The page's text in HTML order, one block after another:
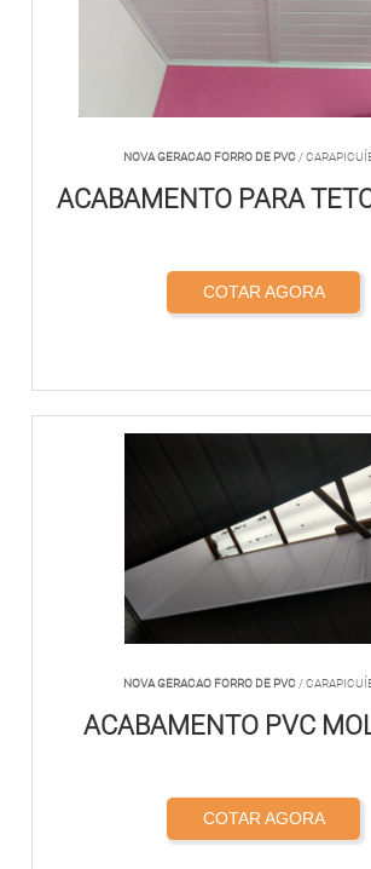
NOVA GERACAO FORRO DE PVC/
ACABAMENTO PARA
COTAR AGORA
NOVA GERACAO FORRO DE PVC/
ACABAMENTO PVC
COTAR AGORA